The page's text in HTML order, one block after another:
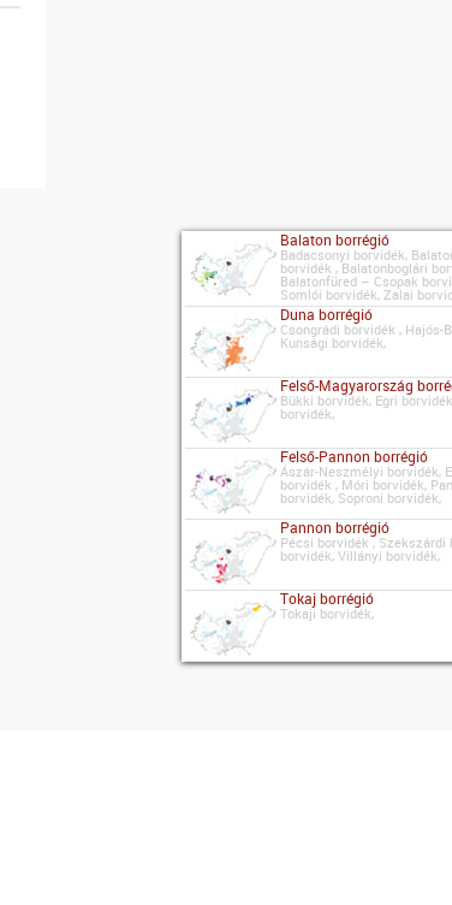
Balaton borrégió
Badacsonyi borvidék,
borvidék , Balatonboglári
Balatonfüred – Csopak
Somlói borvidék, Zalai
Duna borrégió
Csongrádi borvidék , Hajós-
Kunsági borvidék,
Felső-Magyarország
Bükki borvidék, Egri
borvidék,
Felső-Pannon borrégió
Ászár-Neszmélyi borvidék,
borvidék , Móri borvidék,
borvidék, Soproni borvidék,
Pannon borrégió
Pécsi borvidék , Szekszárdi
borvidék, Villányi borvidék,
Tokaj borrégió
Tokaji borvidék,